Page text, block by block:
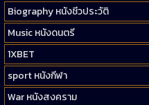
Biography หนังชีวประวัติ
Music หนังดนตรี
1XBET
sport หนังกีฬา
War หนังสงคราม